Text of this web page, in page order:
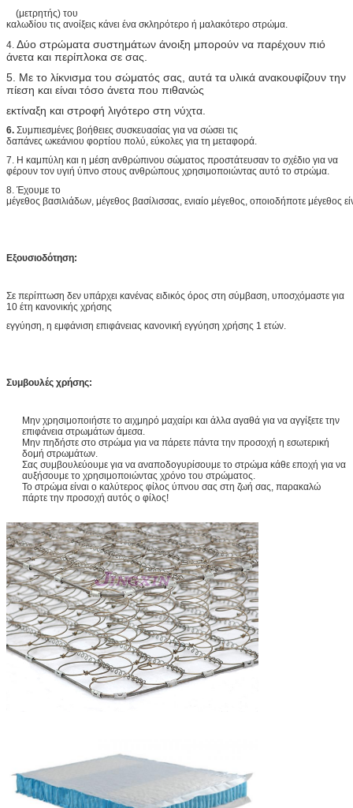
(μετρητής) του
καλωδίου τις ανοίξεις κάνει ένα σκληρότερο ή μαλακότερο στρώμα.
4. Δύο στρώματα συστημάτων άνοιξη μπορούν να παρέχουν πιό
άνετα και περίπλοκα σε σας.
5. Με το λίκνισμα του σώματός σας, αυτά τα υλικά ανακουφίζουν την
πίεση και είναι τόσο άνετα που πιθανώς
εκτίναξη και στροφή λιγότερο στη νύχτα.
6. Συμπιεσμένες βοήθειες συσκευασίας για να σώσει τις
δαπάνες ωκεάνιου φορτίου πολύ, εύκολες για τη μεταφορά.
7. Η καμπύλη και η μέση ανθρώπινου σώματος προστάτευσαν το σχέδιο για να
φέρουν τον υγιή ύπνο στους ανθρώπους χρησιμοποιώντας αυτό το στρώμα.
8. Έχουμε το
μέγεθος βασιλιάδων, μέγεθος βασίλισσας, ενιαίο μέγεθος, οποιοδήποτε μέγεθος
Εξουσιοδότηση:
Σε περίπτωση δεν υπάρχει κανένας ειδικός όρος στη σύμβαση, υποσχόμαστε για
10 έτη κανονικής χρήσης
εγγύηση, η εμφάνιση επιφάνειας κανονική εγγύηση χρήσης 1 ετών.
Συμβουλές χρήσης:
Μην χρησιμοποιήστε το αιχμηρό μαχαίρι και άλλα αγαθά για να αγγίξετε την
επιφάνεια στρωμάτων άμεσα.
Μην πηδήστε στο στρώμα για να πάρετε πάντα την προσοχή η εσωτερική
δομή στρωμάτων.
Σας συμβουλεύουμε για να αναποδογυρίσουμε το στρώμα κάθε εποχή για να
αυξήσουμε το χρησιμοποιώντας χρόνο του στρώματος.
Το στρώμα είναι ο καλύτερος φίλος ύπνου σας στη ζωή σας, παρακαλώ
πάρτε την προσοχή αυτός ο φίλος!